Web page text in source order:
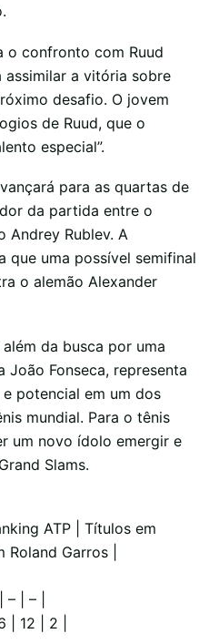
o confronto com Ruud
a vitória sobre
desafio. O jovem
de Ruud, que o
especial”.
para as quartas de
da partida entre o
Andrey Rublev. A
que uma possível semifinal
o alemão Alexander
da busca por uma
João Fonseca, representa
potencial em um dos
mundial. Para o tênis
um novo ídolo emergir e
Slams.
ATP | Títulos em
Garros |
| – |
| 12 | 2 |